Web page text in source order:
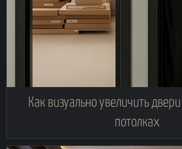
Как визуально увеличить
потолках